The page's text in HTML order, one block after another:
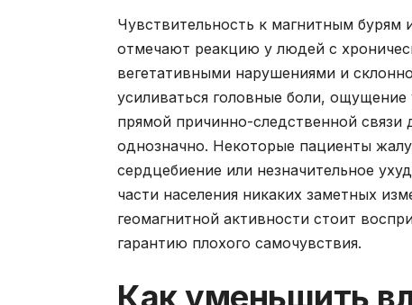
Чувствительность к магнитным бурям
отмечают реакцию у людей с
вегетативными нарушениями и
усиливаться головные боли,
прямой причинно-следственной
однозначно. Некоторые пациенты
сердцебиение или незначительное
части населения никаких заметных
геомагнитной активности стоит
гарантию плохого самочувствия.
Как уменьшить